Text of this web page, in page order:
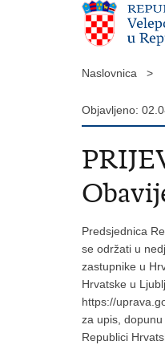
Naslovnica >
Objavljeno:
Predsjednica
se održati u
zastupnike u
Hrvatske u
https://
za upis,
Republici